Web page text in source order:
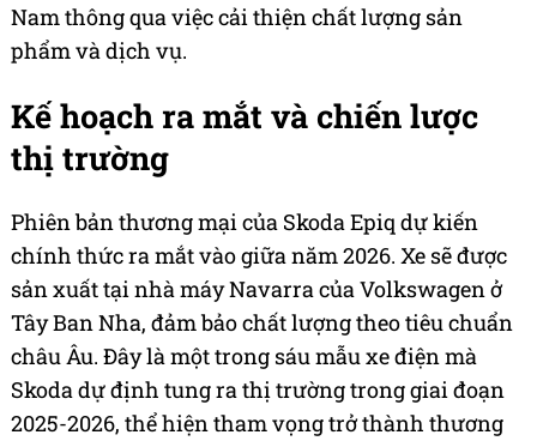
Nam thông qua việc cải thiện chất lượng sản
phẩm và dịch vụ.
Kế hoạch ra mắt và chiến lược
thị trường
Phiên bản thương mại của Skoda Epiq dự kiến
chính thức ra mắt vào giữa năm 2026. Xe sẽ được
sản xuất tại nhà máy Navarra của Volkswagen ở
Tây Ban Nha, đảm bảo chất lượng theo tiêu chuẩn
châu Âu. Đây là một trong sáu mẫu xe điện mà
Skoda dự định tung ra thị trường trong giai đoạn
2025-2026, thể hiện tham vọng trở thành thương